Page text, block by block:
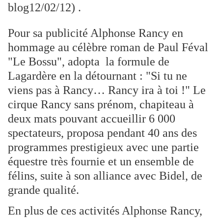
blog12/02/12) .
Pour sa publicité Alphonse Rancy en
hommage au célèbre roman de Paul Féval
"Le Bossu", adopta la formule de
Lagardère en la détournant : "Si tu ne
viens pas à Rancy… Rancy ira à toi !" Le
cirque Rancy sans prénom, chapiteau à
deux mats pouvant accueillir 6 000
spectateurs, proposa pendant 40 ans des
programmes prestigieux avec une partie
équestre très fournie et un ensemble de
félins, suite à son alliance avec Bidel, de
grande qualité.
En plus de ces activités Alphonse Rancy,